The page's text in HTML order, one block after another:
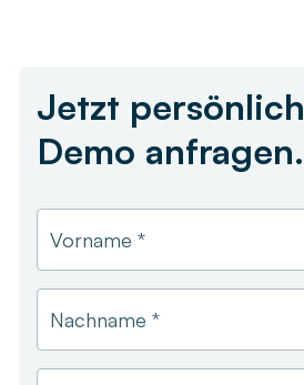
Jetzt
Demo anfragen.
Vorname *
Nachname *